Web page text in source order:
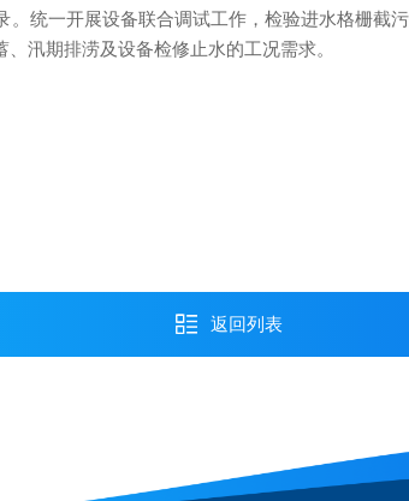
统一开展设备联合调试工作，检验进水格栅截
汛期排涝及设备检修止水的工况需求。
返回列表